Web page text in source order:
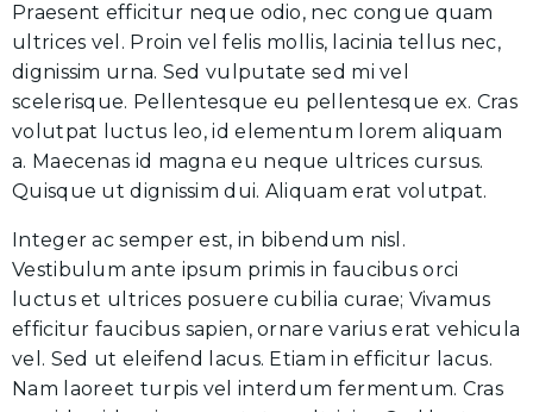
Praesent efficitur neque odio, nec congue quam
ultrices vel. Proin vel felis mollis, lacinia tellus nec,
dignissim urna. Sed vulputate sed mi vel
scelerisque. Pellentesque eu pellentesque ex. Cras
volutpat luctus leo, id elementum lorem aliquam
a. Maecenas id magna eu neque ultrices cursus.
Quisque ut dignissim dui. Aliquam erat volutpat.
Integer ac semper est, in bibendum nisl.
Vestibulum ante ipsum primis in faucibus orci
luctus et ultrices posuere cubilia curae; Vivamus
efficitur faucibus sapien, ornare varius erat vehicula
vel. Sed ut eleifend lacus. Etiam in efficitur lacus.
Nam laoreet turpis vel interdum fermentum. Cras